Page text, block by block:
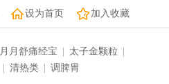
设为首页 加入收藏
月月舒痛经宝 太子金颗粒
清热类 调脾胃